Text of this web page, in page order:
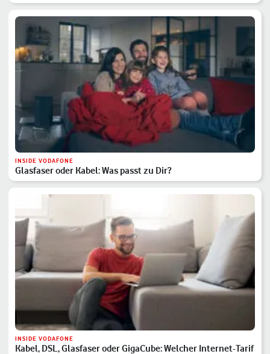
INSIDE VODAFONE
Glasfaser oder Kabel: Was passt zu Dir?
INSIDE VODAFONE
Kabel, DSL, Glasfaser oder GigaCube: Welcher Internet-Tarif